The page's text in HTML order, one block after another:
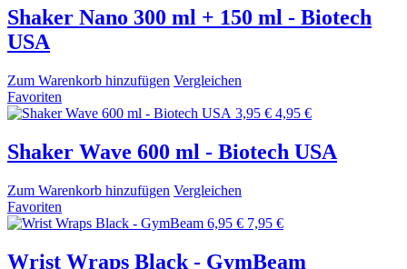
Shaker Nano 300 ml + 150 ml - Biotech
USA
Zum Warenkorb hinzufügen Vergleichen
Favoriten
3,95 € 4,95 €
Shaker Wave 600 ml - Biotech USA
Zum Warenkorb hinzufügen Vergleichen
Favoriten
6,95 € 7,95 €
Wrist Wraps Black - GymBeam